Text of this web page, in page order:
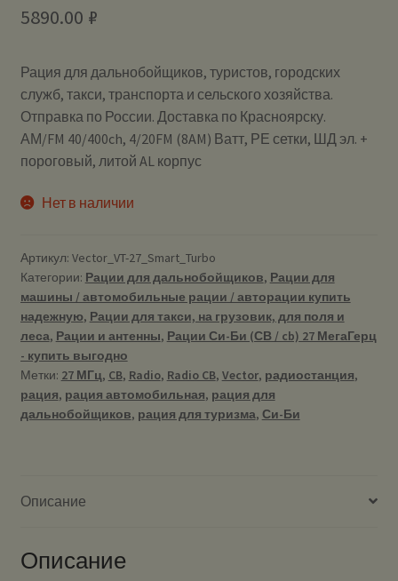
5890.00 ₽
Рация для дальнобойщиков, туристов, городских
служб, такси, транспорта и сельского хозяйства.
Отправка по России. Доставка по Красноярску.
АМ/FM 40/400ch, 4/20FM (8AM) Ватт, РЕ сетки, ШД эл. +
пороговый, литой AL корпус
Нет в наличии
Артикул: Vector_VT-27_Smart_Turbo
Категории: Рации для дальнобойщиков, Рации для
машины / автомобильные рации / авторации купить
надежную, Рации для такси, на грузовик, для поля и
леса, Рации и антенны, Рации Си-Би (СВ / cb) 27 МегаГерц
- купить выгодно
Метки: 27 МГц, CB, Radio, Radio CB, Vector, радиостанция,
рация, рация автомобильная, рация для
дальнобойщиков, рация для туризма, Си-Би
Описание
Описание